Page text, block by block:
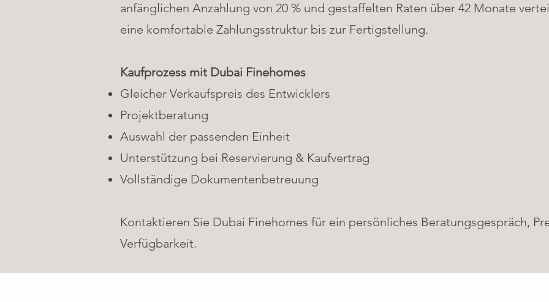
anfänglichen Anzahlung von 20 % und gestaffelten Raten über 42 Monate
eine komfortable Zahlungsstruktur bis zur Fertigstellung.
Kaufprozess mit Dubai Finehomes
Gleicher Verkaufspreis des Entwicklers
Projektberatung
Auswahl der passenden Einheit
Unterstützung bei Reservierung & Kaufvertrag
Vollständige Dokumentenbetreuung
Kontaktieren Sie Dubai Finehomes für ein persönliches Beratungsgespräch,
Verfügbarkeit.